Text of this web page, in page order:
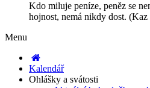
Kdo miluje peníze, peněz se
hojnost, nemá nikdy dost. (Kaz
Menu
Kalendář
Ohlášky a svátosti